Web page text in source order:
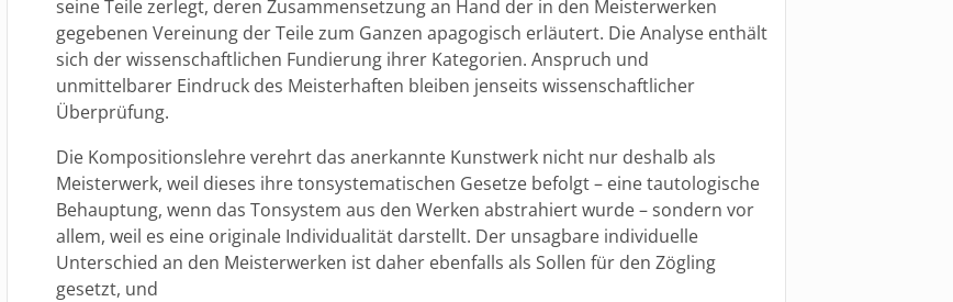
seine Teile zerlegt, deren Zusammensetzung an Hand der in den Meisterwerken
gegebenen Vereinung der Teile zum Ganzen apagogisch erläutert. Die Analyse enthält
sich der wissenschaftlichen Fundierung ihrer Kategorien. Anspruch und
unmittelbarer Eindruck des Meisterhaften bleiben jenseits wissenschaftlicher
Überprüfung.
Die Kompositionslehre verehrt das anerkannte Kunstwerk nicht nur deshalb als
Meisterwerk, weil dieses ihre tonsystematischen Gesetze befolgt – eine tautologische
Behauptung, wenn das Tonsystem aus den Werken abstrahiert wurde – sondern vor
allem, weil es eine originale Individualität darstellt. Der unsagbare individuelle
Unterschied an den Meisterwerken ist daher ebenfalls als Sollen für den Zögling
gesetzt, und